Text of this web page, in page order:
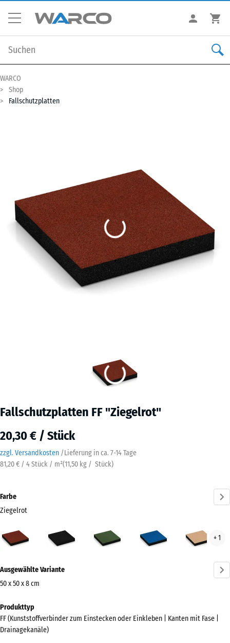
WARCO
Shop
Fallschutzplatten
Fallschutzplatten FF "Ziegelrot"
20,30 € / Stück
zzgl. Versandkosten /Lieferung in ca. 7-14 Tage
81,20 € / 4 Stück / m²(11,50 kg / Stück)
Farbe
Ziegelrot
(active)
Himmelblau
+ 1
Informationen
zu
Farben?
Farbpalette
Ausgewählte Variante
50 x 50 x 8 cm
Abmessungen
für
den
Produkttyp
FF (Kunststoffverbinder zum Einstecken oder Einkleben | Kanten mit Fase |
Drainagekanäle)